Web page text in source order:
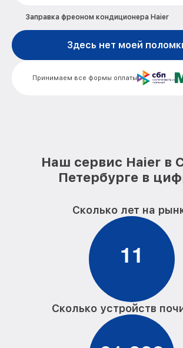
Заправка фреоном кондиционера Haier
Принимаем все формы оплаты
Здесь нет моей
Наш сервис Haier в
Петербурге в
Сколько лет на
11
Сколько устройств